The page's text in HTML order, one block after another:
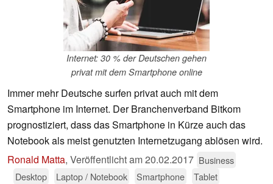
Internet: 30 % der Deutschen gehen
privat mit dem Smartphone online
Immer mehr Deutsche surfen privat auch mit dem
Smartphone im Internet. Der Branchenverband Bitkom
prognostiziert, dass das Smartphone in Kürze auch das
Notebook als meist genutzten Internetzugang ablösen wird.
Ronald Matta, Veröffentlicht am20.02.2017 Business
Desktop
Laptop / Notebook Smartphone Tablet